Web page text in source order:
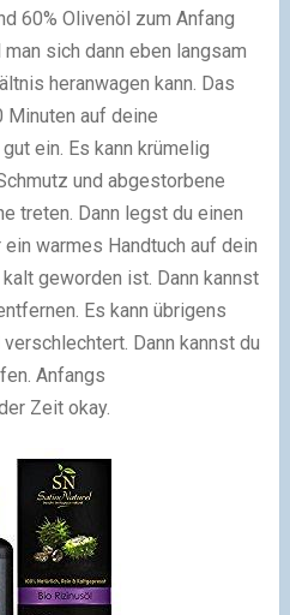
60% Olivenöl zum Anfang
sich dann eben langsam
heranwagen kann. Das
auf deine
ein. Es kann krümelig
und abgestorbene
treten. Dann legst du einen
warmes Handtuch auf dein
geworden ist. Dann kannst
Es kann übrigens
Dann kannst du
Anfangs
Zeit okay.